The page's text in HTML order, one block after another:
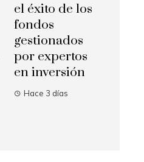
el éxito de los
fondos
gestionados
por expertos
en inversión
Hace 3 días